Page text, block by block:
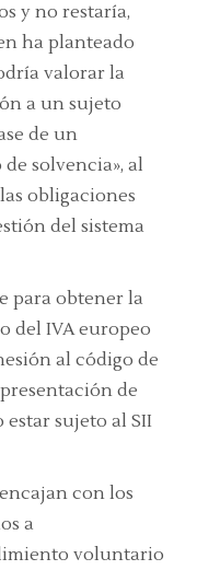
y no restaría,
ha planteado
valorar la
a un sujeto
de un
solvencia», al
obligaciones
del sistema
para obtener la
del IVA europeo
al código de
de
sujeto al SII
con los
a
voluntario